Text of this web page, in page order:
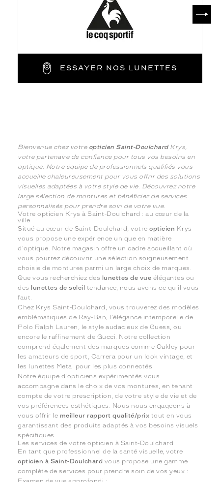
ESSAYER NOS LUNETTES
Bienvenue chez votre opticien Saint-DoulchardKrys,
votre partenaire de confiance pour tous vos besoins en
optique. Notre équipe de professionnels qualifiés vous
accueille chaleureusement pour vous offrir des solutions
visuelles adaptées à votre style de vie. Découvrez notre
large sélection de montures et bénéficiez de services
personnalisés pour prendre soin de votre vue.
Votre opticien Krys à Saint-Doulchard : au cœur de la
ville
Situé au cœur de Saint-Doulchard, votreopticien Krys
vous propose une expérience unique en matière
d'optique. Notre magasin offre un cadre accueillant où
vous pourrez découvrir une sélection soigneusement
choisie de montures parmi un large choix de marques.
Que vous recherchiez des lunettes de vue élégantes ou
des
lunettes de soleil tendance, nous avons ce qu'il vous
faut.
Chez Krys Saint-Doulchard, vous trouverez des modèles
emblématiques de Ray-Ban, l'élégance intemporelle de
Polo Ralph Lauren, le style audacieux de Guess, ou
encore le raffinement de Gucci. Notre collection
comprend également des marques comme Oakley pour
les amateurs de sport, Carrera pour un look vintage, et
les lunettes Meta pour les plus connectés.
Notre équipe d'opticiens expérimentés vous
accompagne dans le choix de vos montures, en tenant
compte de votre prescription, de votre style de vie et de
vos préférences esthétiques. Nous nous engageons à
vous offrir le meilleur rapport qualité/prix tout en vous
garantissant des produits adaptés à vos besoins visuels
spécifiques.
Les services de votre opticien à Saint-Doulchard
En tant que professionnel de la santé visuelle, votre
opticien à Saint-Doulchard vous propose une gamme
complète de services pour prendre soin de vos yeux :